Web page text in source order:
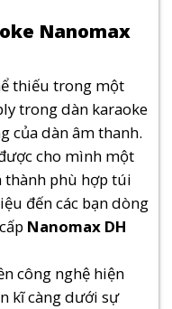
Nanomax
thiếu trong một
trong dàn karaoke
của dàn âm thanh.
cho mình một
thành phù hợp túi
đến các bạn dòng
Nanomax DH
công nghệ hiện
kĩ càng dưới sự